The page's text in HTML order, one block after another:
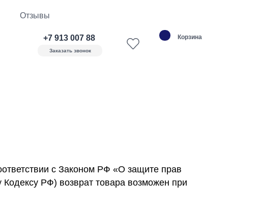
Отзывы
+7 913 007 88
11Заказать звонок
Корзина
с Законом РФ «О защите прав
РФ) возврат товара возможен при